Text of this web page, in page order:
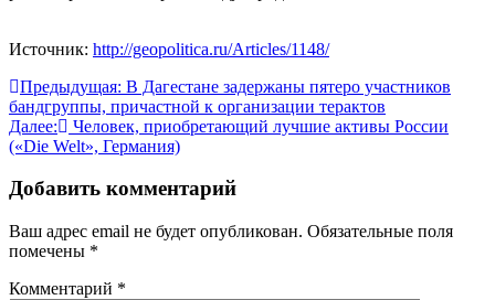
Источник: http://geopolitica.ru/Articles/1148/
Навигация
по
записям
Предыдущая: В Дагестане задержаны пятеро участников
бандгруппы, причастной к организации терактов
Далее:
Человек, приобретающий лучшие активы России
(«Die Welt», Германия)
Добавить комментарий
Ваш адрес email не будет опубликован. Обязательные поля
помечены *
Комментарий *